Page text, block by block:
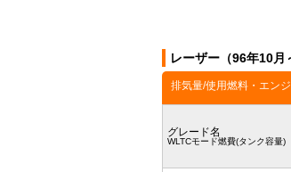
レーザー（96年10
排気量/使用燃料・エン
グレード名
WLTCモード燃費(タンク容量)